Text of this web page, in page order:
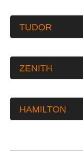
TUDOR
ZENITH
HAMILTON